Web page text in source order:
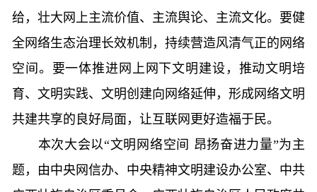
给，壮大网上主流价值、主流舆论、主流文化。要健
全网络生态治理长效机制，持续营造风清气正的网络
空间。要一体推进网上网下文明建设，推动文明培
育、文明实践、文明创建向网络延伸，形成网络文明
共建共享的良好局面，让互联网更好造福于民。
本次大会以“文明网络空间 昂扬奋进力量”为主
题，由中央网信办、中央精神文明建设办公室、中共